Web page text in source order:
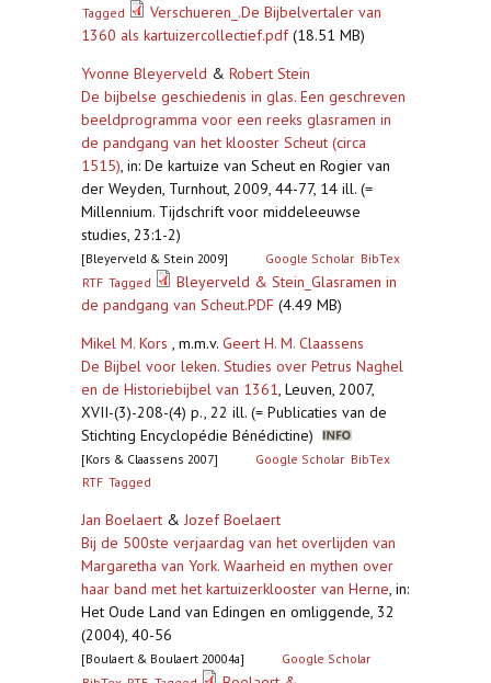
Tagged
Verschueren_.De Bijbelvertaler van
1360 als kartuizercollectief.pdf(18.51 MB)
Yvonne Bleyerveld & Robert Stein
De bijbelse geschiedenis in glas. Een geschreven
beeldprogramma voor een reeks glasramen in
de pandgang van het klooster Scheut (circa
1515), in: De kartuize van Scheut en Rogier van
der Weyden, Turnhout, 2009, 44-77, 14 ill. (=
Millennium. Tijdschrift voor middeleeuwse
studies, 23:1-2)
[Bleyerveld & Stein 2009] Google Scholar BibTex
RTF Tagged
Bleyerveld & Stein_Glasramen in
de pandgang van Scheut.PDF (4.49 MB)
Mikel M. Kors , m.m.v. Geert H. M. Claassens
De Bijbel voor leken. Studies over Petrus Naghel
en de Historiebijbel van 1361, Leuven, 2007,
XVII-(3)-208-(4) p., 22 ill. (= Publicaties van de
Stichting Encyclopédie Bénédictine)
[Kors & Claassens 2007] Google Scholar BibTex
RTF Tagged
Jan Boelaert & Jozef Boelaert
Bij de 500ste verjaardag van het overlijden van
Margaretha van York. Waarheid en mythen over
haar band met het kartuizerklooster van Herne, in:
Het Oude Land van Edingen en omliggende, 32
(2004), 40-56
[Boulaert & Boulaert 20004a]
Google Scholar